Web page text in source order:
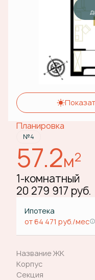
Планировка
№4
57.2м2
1-комнатный
20 279 917 руб.
Ипотека
от 64 471 руб./мес
Название ЖК
Корпус
Секция